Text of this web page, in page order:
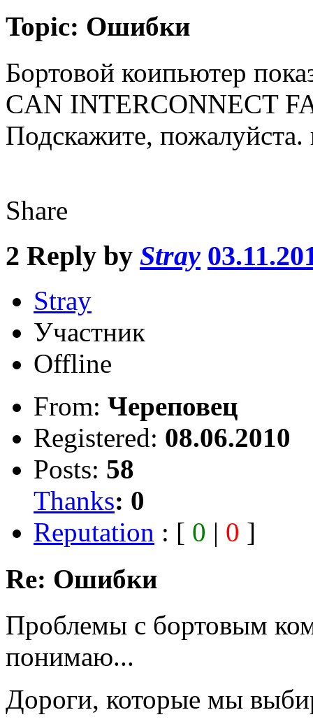
Topic: Ошибки
Бортовой коипьютер
CAN INTERCONNECT
Подскажите,
Share
2 Reply by Stray
Stray
Участник
Offline
From: Череповец
Registered: 08.06.2010
Posts: 58
Thanks: 0
Reputation : [ 0 | 0 ]
Re: Ошибки
Проблемы с бортовым
понимаю...
Дороги, которые мы